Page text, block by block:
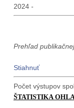
2024 -
Prehľad
Stiahnuť
Počet výstupov
ŠTATISTIKA